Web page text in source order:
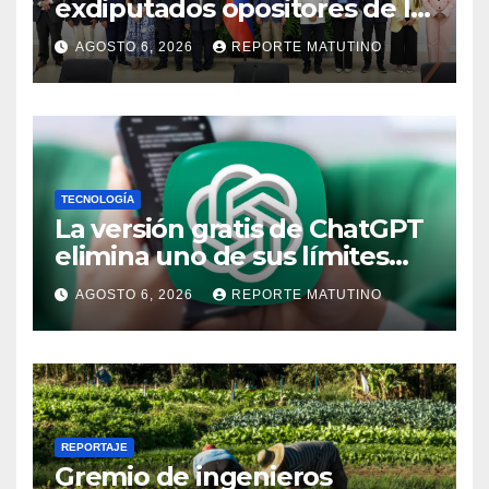
exdiputados opositores de la
AN de 2015
AGOSTO 6, 2026 REPORTE MATUTINO
TECNOLOGÍA
La versión gratis de ChatGPT
elimina uno de sus límites
más pedidos y ahora es más
útil
AGOSTO 6, 2026 REPORTE MATUTINO
REPORTAJE
Gremio de ingenieros